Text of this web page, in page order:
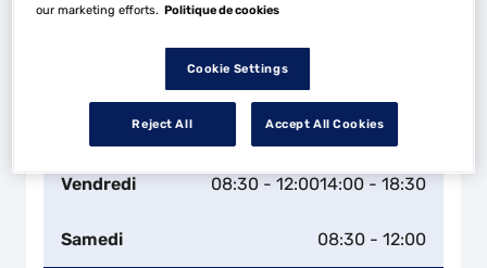
Mardi 08:30 - 12:00
08:30 - 12:00
08:30 - 12:0014:00 - 18:30
Vendredi 08:30 - 12:0014:00 - 18:30
Samedi 08:30 - 12:00
our marketing efforts. Politique de cookies
Cookie Settings
Reject All Accept All Cookies